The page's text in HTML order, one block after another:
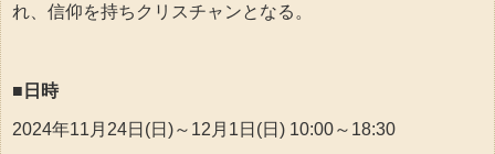
れ、信仰を持ちクリスチャンとなる。
■日時
2024年11月24日(日)～12月1日(日) 10:00～18:30